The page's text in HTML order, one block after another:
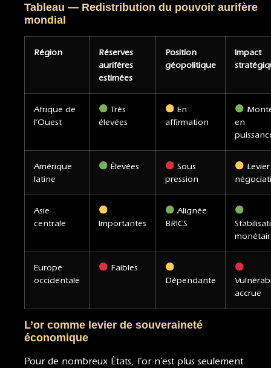
Tableau — Redistribution du pouvoir aurifère
mondial
Région
Réserves
aurifères
estimées
Position
géopolitique
Impact
Afrique de
l’Ouest
Très
élevées
En
affirmation
en
Amérique
latine
Élevées
Sous
pression
Asie
centrale
Importantes
Alignée
BRICS
Europe
occidentale
Faibles
Dépendante
accrue
L’or comme levier de souveraineté
économique
Pour de nombreux États, l’or n’est plus seulement